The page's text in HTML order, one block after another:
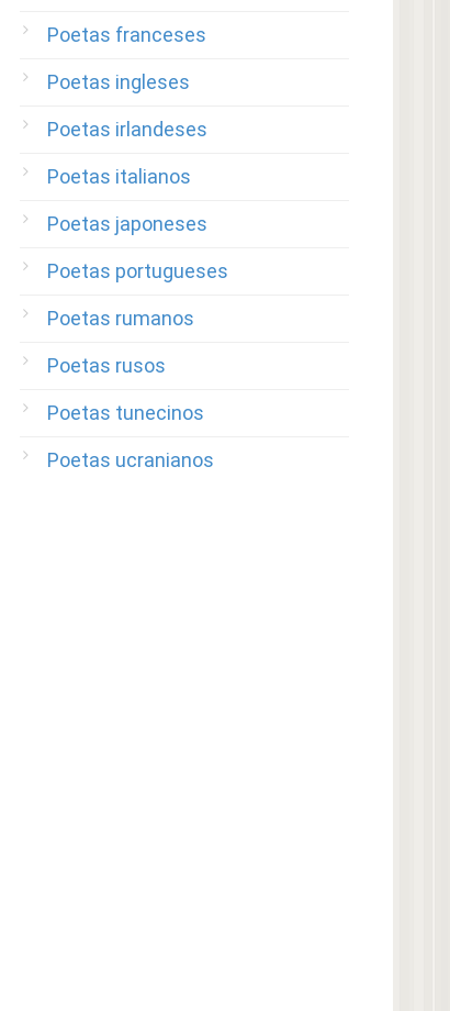
Poetas franceses
Poetas ingleses
Poetas irlandeses
Poetas italianos
Poetas japoneses
Poetas portugueses
Poetas rumanos
Poetas rusos
Poetas tunecinos
Poetas ucranianos